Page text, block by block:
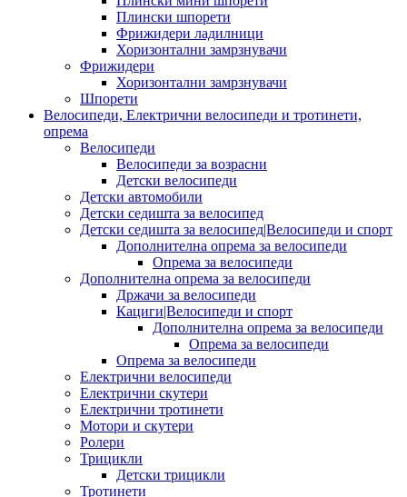
Плински шпорети
Фрижидери ладилници
Хоризонтални замрзнувачи
Фрижидери
Хоризонтални замрзнувачи
Шпорети
Велосипеди, Електрични велосипеди и тротинети,
опрема
Велосипеди
Велосипеди за возрасни
Детски велосипеди
Детски автомобили
Детски седишта за велосипед
Детски седишта за велосипед|Велосипеди и спорт
Дополнителна опрема за велосипеди
Опрема за велосипеди
Дополнителна опрема за велосипеди
Држачи за велосипеди
Кациги|Велосипеди и спорт
Дополнителна опрема за велосипеди
Опрема за велосипеди
Опрема за велосипеди
Електрични велосипеди
Електрични скутери
Електрични тротинети
Мотори и скутери
Ролери
Трицикли
Детски трицикли
Тротинети